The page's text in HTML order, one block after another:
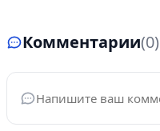
Комментарии(0)
Ваше имя*